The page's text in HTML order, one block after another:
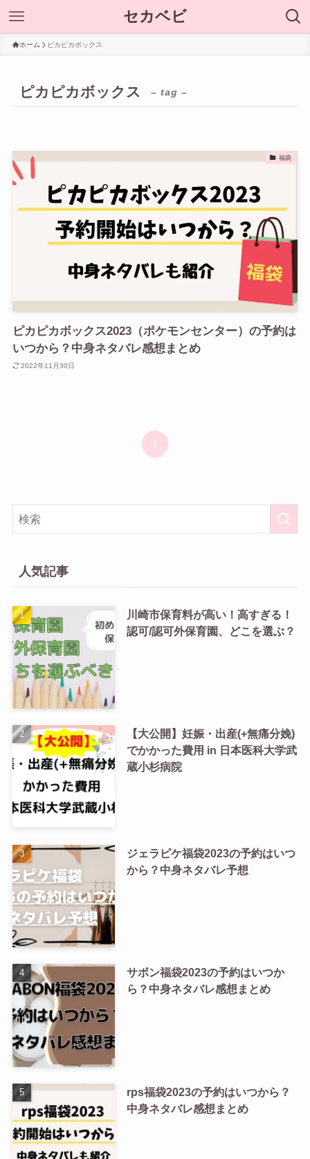
セカベビ
ホーム ピカピカボックス
ピカピカボックス – tag –
福袋
ピカピカボックス2023（ポケモンセンター）の予約は
いつから？中身ネタバレ感想まとめ
2022年11月30日
1
人気記事
川崎市保育料が高い！高すぎる！
認可/認可外保育園、どこを選ぶ？
【大公開】妊娠・出産(+無痛分娩)
でかかった費用 in 日本医科大学武
蔵小杉病院
ジェラピケ福袋2023の予約はいつ
から？中身ネタバレ予想
サボン福袋2023の予約はいつか
ら？中身ネタバレ感想まとめ
rps福袋2023の予約はいつから？
中身ネタバレ感想まとめ